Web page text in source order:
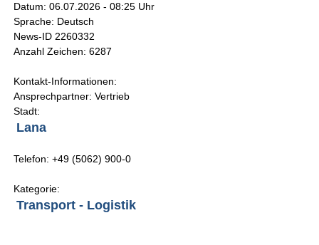
Datum: 06.07.2026 - 08:25 Uhr
Sprache: Deutsch
News-ID 2260332
Anzahl Zeichen: 6287
Kontakt-Informationen:
Ansprechpartner: Vertrieb
Stadt:
Lana
Telefon: +49 (5062) 900-0
Kategorie:
Transport - Logistik